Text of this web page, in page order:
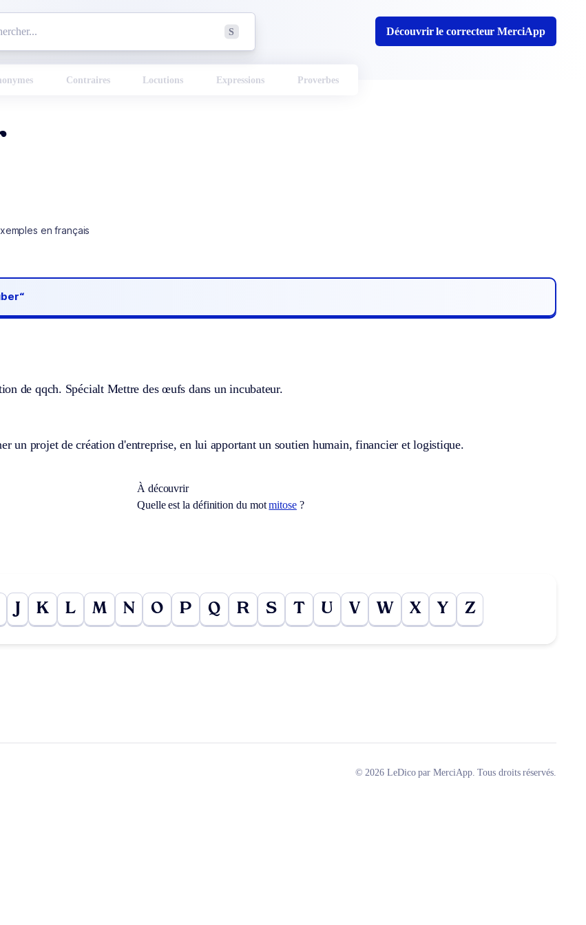
S Découvrir le correcteur MerciApp
Contraires Locutions Expressions Proverbes
en français
de qqch. Spécialt Mettre des œufs dans un incubateur.
un projet de création d'entreprise, en lui apportant un soutien humain, financier et logistique.
À découvrir
Quelle est la définition du motmitose?
J K L M N O P Q R S T U V W X Y Z
© 2026 LeDico par MerciApp. Tous droits réservés.